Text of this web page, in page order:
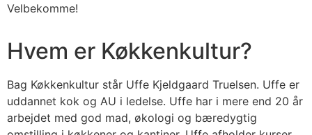
Velbekomme!
Hvem er Køkkenkultur?
Bag Køkkenkultur står Uffe Kjeldgaard Truelsen. Uffe er
uddannet kok og AU i ledelse. Uffe har i mere end 20 år
arbejdet med god mad, økologi og bæredygtig